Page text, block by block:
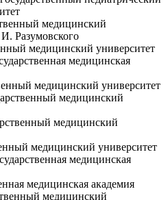
медицинский
Разумовского
медицинский университет
медицинская
медицинский университет
медицинский
медицинский
медицинский университет
медицинская
медицинская академия
медицинский